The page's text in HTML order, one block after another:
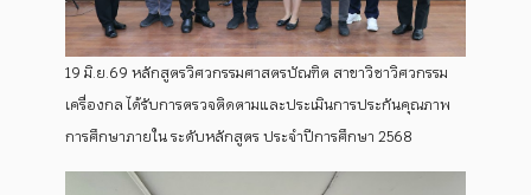
19 มิ.ย.69 หลักสูตรวิศวกรรมศาสตรบัณฑิต สาขาวิชาวิศวกรรม
เครื่องกล ได้รับการตรวจติดตามและประเมินการประกันคุณภาพ
การศึกษาภายใน ระดับหลักสูตร ประจำปีการศึกษา 2568